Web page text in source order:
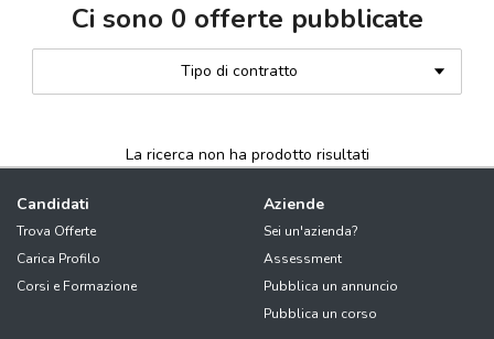
Ci sono 0 offerte pubblicate
Tipo di contratto
La ricerca non ha prodotto risultati
Candidati
Trova Offerte
Carica Profilo
Corsi e Formazione
Aziende
Sei un'azienda?
Assessment
Pubblica un annuncio
Pubblica un corso